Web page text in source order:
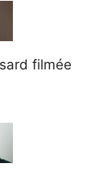
filmée